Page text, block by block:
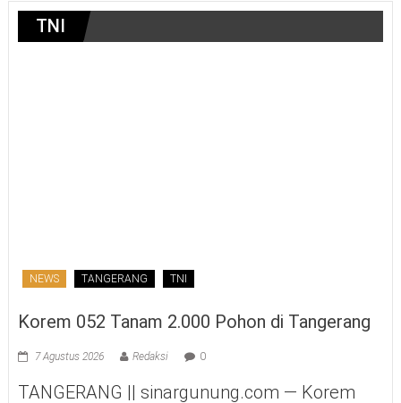
TNI
NEWS TANGERANG TNI
Korem 052 Tanam 2.000 Pohon di Tangerang
7 Agustus 2026 Redaksi 0
TANGERANG || sinargunung.com — Korem